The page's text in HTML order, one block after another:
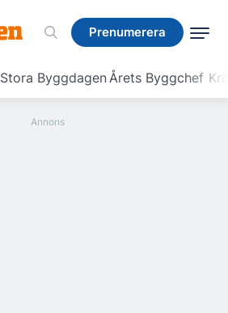
Prenumerera
Stora ByggdagenÅrets Byggchef
Prenumerera